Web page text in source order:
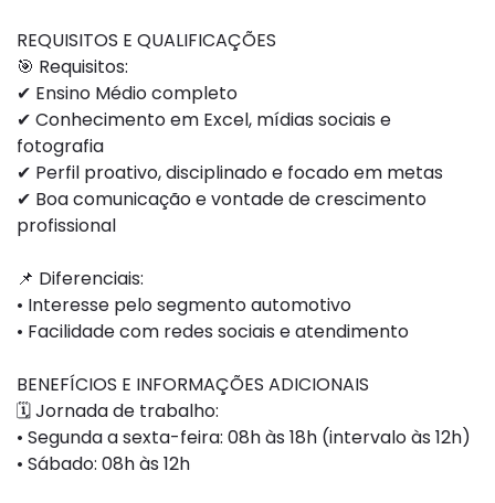
REQUISITOS E QUALIFICAÇÕES
🎯 Requisitos:
✔ Ensino Médio completo
✔ Conhecimento em Excel, mídias sociais e
fotografia
✔ Perfil proativo, disciplinado e focado em metas
✔ Boa comunicação e vontade de crescimento
profissional
📌 Diferenciais:
• Interesse pelo segmento automotivo
• Facilidade com redes sociais e atendimento
BENEFÍCIOS E INFORMAÇÕES ADICIONAIS
🗓️ Jornada de trabalho:
• Segunda a sexta-feira: 08h às 18h (intervalo às 12h)
• Sábado: 08h às 12h